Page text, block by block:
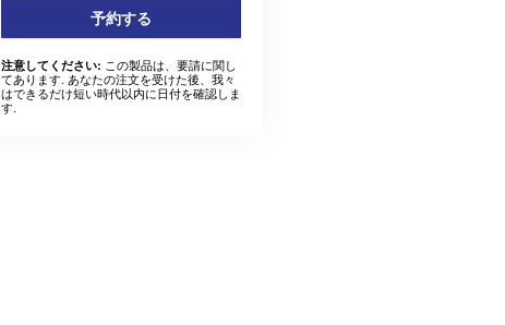
予約する
注意してください: この製品は、要請に関し
てあります. あなたの注文を受けた後、我々
はできるだけ短い時代以内に日付を確認しま
す.